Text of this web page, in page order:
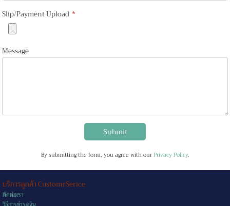
Slip/Payment Upload *
Message
Submit
By submitting the form, you agree with our Privacy Policy.
บริการลูกค้า CustomrSerice
ติดต่อเรา